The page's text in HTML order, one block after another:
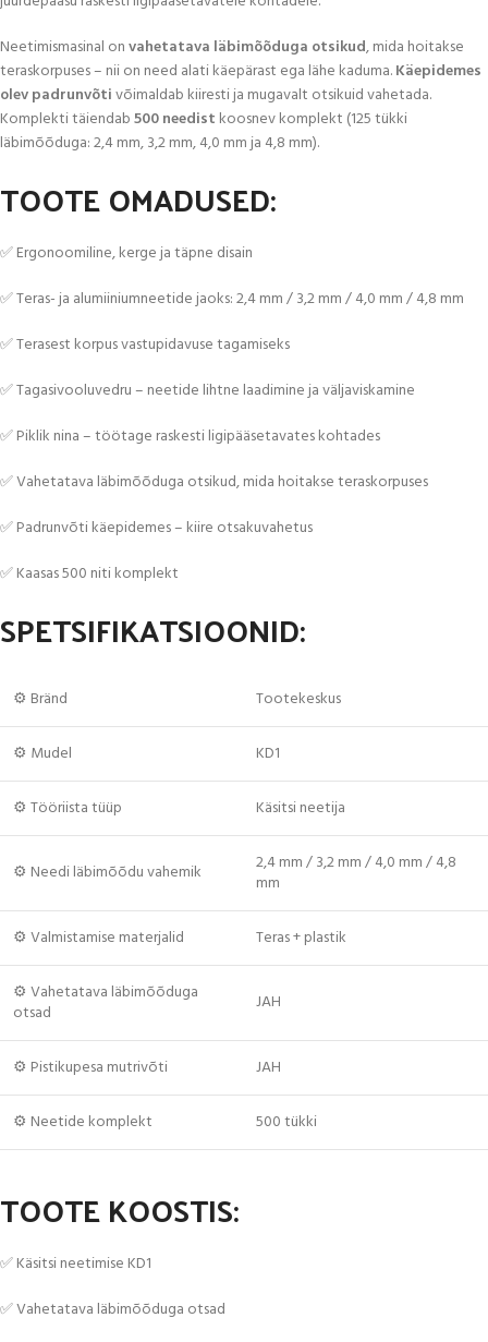
Neetimismasinal onvahetatava läbimõõduga otsikud, mida hoitakse
teraskorpuses – nii on need alati käepärast ega lähe kaduma.Käepidemes
olev padrunvõtivõimaldab kiiresti ja mugavalt otsikuid vahetada.
Komplekti täiendab500 needist koosnev komplekt (125 tükki
läbimõõduga: 2,4 mm, 3,2 mm, 4,0 mm ja 4,8 mm).
TOOTE OMADUSED:
✅ Ergonoomiline, kerge ja täpne disain
✅ Teras- ja alumiiniumneetide jaoks: 2,4 mm / 3,2 mm / 4,0 mm / 4,8 mm
✅ Terasest korpus vastupidavuse tagamiseks
✅ Tagasivooluvedru – neetide lihtne laadimine ja väljaviskamine
✅ Piklik nina – töötage raskesti ligipääsetavates kohtades
✅ Vahetatava läbimõõduga otsikud, mida hoitakse teraskorpuses
✅ Padrunvõti käepidemes – kiire otsakuvahetus
✅ Kaasas 500 niti komplekt
SPETSIFIKATSIOONID:
⚙️ Bränd Tootekeskus
⚙️ Mudel KD1
⚙️ Tööriista tüüp Käsitsi neetija
⚙️ Needi läbimõõdu vahemik
2,4 mm / 3,2 mm / 4,0 mm / 4,8
mm
⚙️ Valmistamise materjalid Teras + plastik
⚙️ Vahetatava läbimõõduga
otsad
JAH
⚙️ Pistikupesa mutrivõti JAH
⚙️ Neetide komplekt 500 tükki
TOOTE KOOSTIS:
✅ Käsitsi neetimise KD1
✅ Vahetatava läbimõõduga otsad